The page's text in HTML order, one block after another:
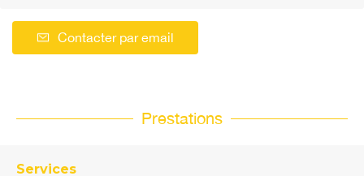
Contacter par email
Prestations
Services